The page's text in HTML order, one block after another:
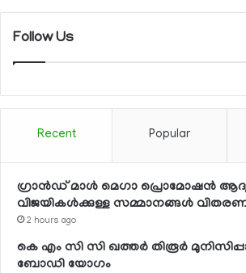
Follow Us
Recent Popular
ഗ്രാന്‍ഡ് മാള്‍ മെഗാ പ്രൊമോഷന്‍
വിജയികള്‍ക്കുള്ള സമ്മാനങ്ങള്‍
2 hours ago
കെ എം സി സി ഖത്തര്‍ തിരൂര്‍
ബോഡി യോഗം